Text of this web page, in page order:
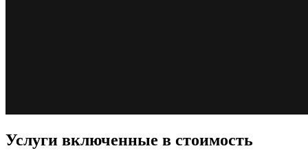
Услуги включенные в стоимость